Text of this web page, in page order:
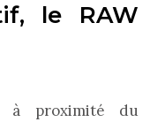
le RAW
à proximité du